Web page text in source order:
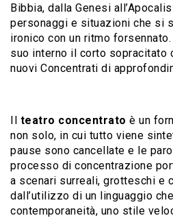
Bibbia, dalla Genesi
personaggi e situazioni che si
ironico con un ritmo
suo interno il corto sopracitato
nuovi Concentrati di
Il teatro concentrato è un
non solo, in cui tutto viene
pause sono cancellate e le
processo di concentrazione
a scenari surreali, grotteschi e
dall’utilizzo di un linguaggio
contemporaneità, uno stile